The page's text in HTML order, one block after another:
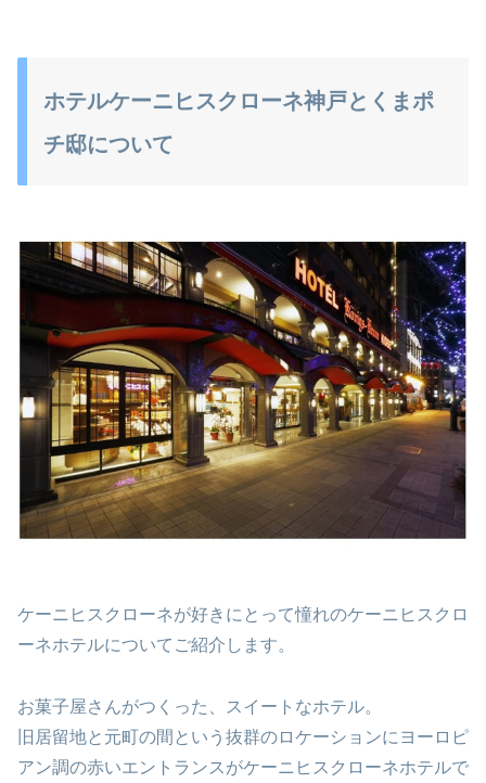
ホテルケーニヒスクローネ神戸とくまポ
チ邸について
ケーニヒスクローネが好きにとって憧れのケーニヒスクロ
ーネホテルについてご紹介します。
お菓子屋さんがつくった、スイートなホテル。
旧居留地と元町の間という抜群のロケーションにヨーロピ
アン調の赤いエントランスがケーニヒスクローネホテルで